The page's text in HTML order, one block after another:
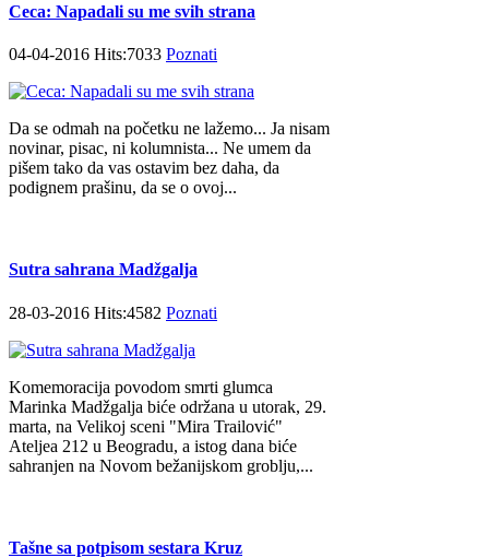
Ceca: Napadali su me svih strana
04-04-2016 Hits:7033 Poznati
Da se odmah na početku ne lažemo... Ja nisam
novinar, pisac, ni kolumnista... Ne umem da
pišem tako da vas ostavim bez daha, da
podignem prašinu, da se o ovoj...
Sutra sahrana Madžgalja
28-03-2016 Hits:4582 Poznati
Komemoracija povodom smrti glumca
Marinka Madžgalja biće održana u utorak, 29.
marta, na Velikoj sceni "Mira Trailović"
Ateljea 212 u Beogradu, a istog dana biće
sahranjen na Novom bežanijskom groblju,...
Tašne sa potpisom sestara Kruz